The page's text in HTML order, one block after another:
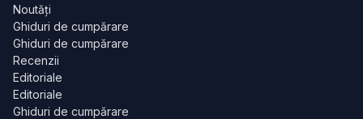
Noutăți
Ghiduri de cumpărare
Ghiduri de cumpărare
Recenzii
Editoriale
Editoriale
Ghiduri de cumpărare